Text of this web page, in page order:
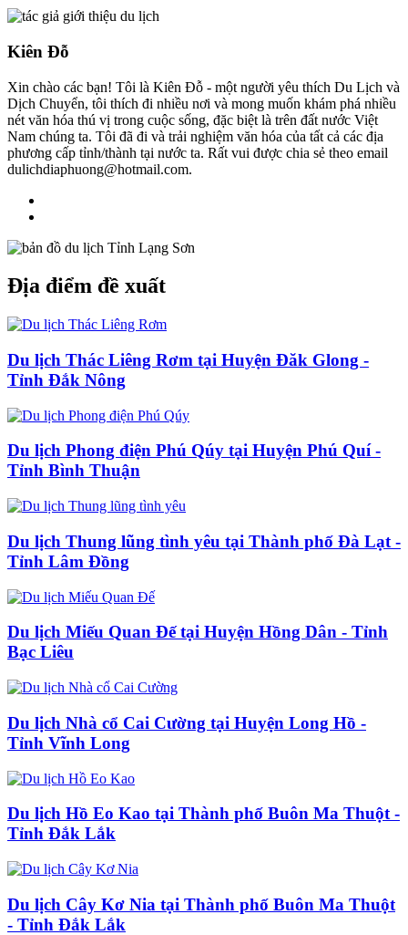
Kiên Đỗ
Xin chào các bạn! Tôi là Kiên Đỗ - một người yêu thích Du Lịch và
Dịch Chuyển, tôi thích đi nhiều nơi và mong muốn khám phá nhiều
nét văn hóa thú vị trong cuộc sống, đặc biệt là trên đất nước Việt
Nam chúng ta. Tôi đã đi và trải nghiệm văn hóa của tất cả các địa
phương cấp tỉnh/thành tại nước ta. Rất vui được chia sẻ theo email
dulichdiaphuong@hotmail.com.
Địa điểm đề xuất
Du lịch Thác Liêng Rơm tại Huyện Đăk Glong -
Tỉnh Đắk Nông
Du lịch Phong điện Phú Qúy tại Huyện Phú Quí -
Tỉnh Bình Thuận
Du lịch Thung lũng tình yêu tại Thành phố Đà Lạt -
Tỉnh Lâm Đồng
Du lịch Miếu Quan Đế tại Huyện Hồng Dân - Tỉnh
Bạc Liêu
Du lịch Nhà cổ Cai Cường tại Huyện Long Hồ -
Tỉnh Vĩnh Long
Du lịch Hồ Eo Kao tại Thành phố Buôn Ma Thuột -
Tỉnh Đắk Lắk
Du lịch Cây Kơ Nia tại Thành phố Buôn Ma Thuột
- Tỉnh Đắk Lắk